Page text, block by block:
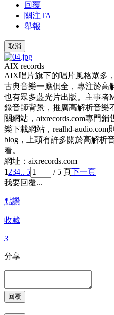
回覆
關注TA
舉報
取消
AIX records
AIX唱片旗下的唱片風格眾多
古典音樂一應俱全，專注於高
也有眾多藍光片出版。主事者
錄音師背景，推廣高解析音樂
關網站，aixrecords.com專門
樂下載網站，realhd-
blog，上頭有許多關於高解析
看。
網址：aixrecords.com
1234.. 5 / 5 頁下一頁
我要回覆...
點讚
收藏
3
分享